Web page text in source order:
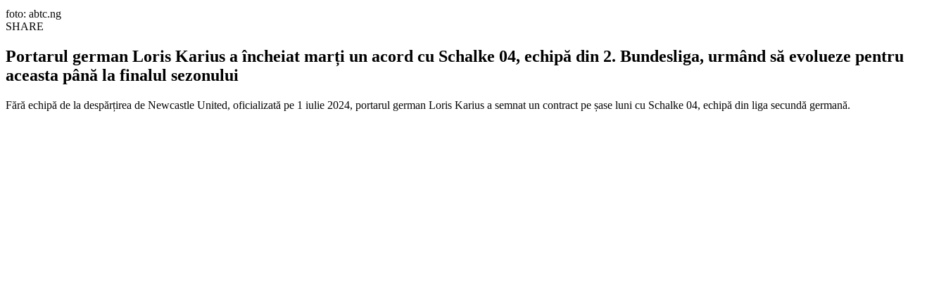
foto: abtc.ng
SHARE
Portarul german Loris Karius a încheiat marți un acord cu Schalke 04, echipă din 2. Bundesliga, urmând să evolueze pentru
aceasta până la finalul sezonului
Fără echipă de la despărțirea de Newcastle United, oficializată pe 1 iulie 2024, portarul german Loris Karius a semnat un contract pe șase luni cu Schalke 04, echipă din liga secundă germană.